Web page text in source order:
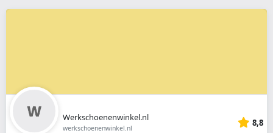
Werkschoenenwinkel.nl
werkschoenenwinkel.nl 8,8